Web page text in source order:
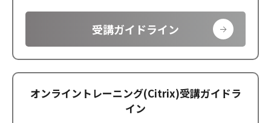
受講ガイドライン
オンライントレーニング(Citrix)受講ガイドラ
イン